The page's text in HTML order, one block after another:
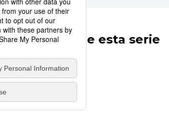
artículos de esta serie